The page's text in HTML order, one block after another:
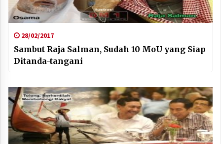
28/02/2017
Sambut Raja Salman, Sudah 10 MoU yang Siap
Ditanda-tangani